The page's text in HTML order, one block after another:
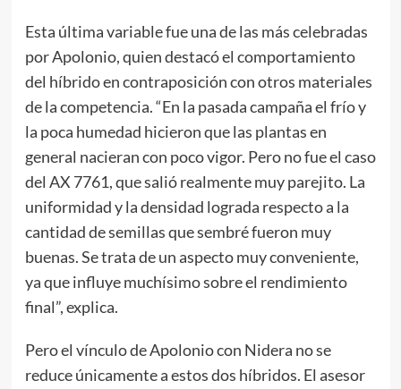
Esta última variable fue una de las más celebradas
por Apolonio, quien destacó el comportamiento
del híbrido en contraposición con otros materiales
de la competencia. “En la pasada campaña el frío y
la poca humedad hicieron que las plantas en
general nacieran con poco vigor. Pero no fue el caso
del AX 7761, que salió realmente muy parejito. La
uniformidad y la densidad lograda respecto a la
cantidad de semillas que sembré fueron muy
buenas. Se trata de un aspecto muy conveniente,
ya que influye muchísimo sobre el rendimiento
final”, explica.
Pero el vínculo de Apolonio con Nidera no se
reduce únicamente a estos dos híbridos. El asesor